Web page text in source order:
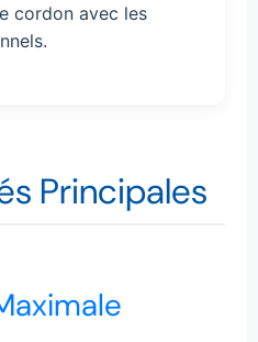
cordon avec les
Principales